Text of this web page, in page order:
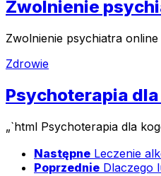
Zwolnienie
Zwolnienie psychiatra
Zdrowie
Psychoterapia
„`html Psychoterapia dla
Następne Leczenie
Poprzednie Dlaczego